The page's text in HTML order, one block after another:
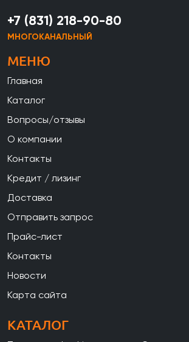
+7 (831) 218-90-80
МНОГОКАНАЛЬНЫЙ
МЕНЮ
Главная
Каталог
Вопросы/отзывы
О компании
Контакты
Кредит / лизинг
Доставка
Отправить запрос
Прайс-лист
Контакты
Новости
Карта сайта
КАТАЛОГ